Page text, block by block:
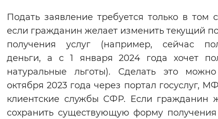
Подать заявление требуется только в том
если гражданин желает изменить текущий
получения услуг (например, сейчас
деньги, а с 1 января 2024 года хочет
натуральные льготы). Сделать это
октября 2023 года через портал госуслуг,
клиентские службы СФР. Если гражданин
сохранить существующую форму получения